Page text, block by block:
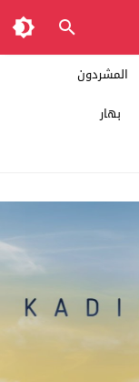
المشردون
بهار